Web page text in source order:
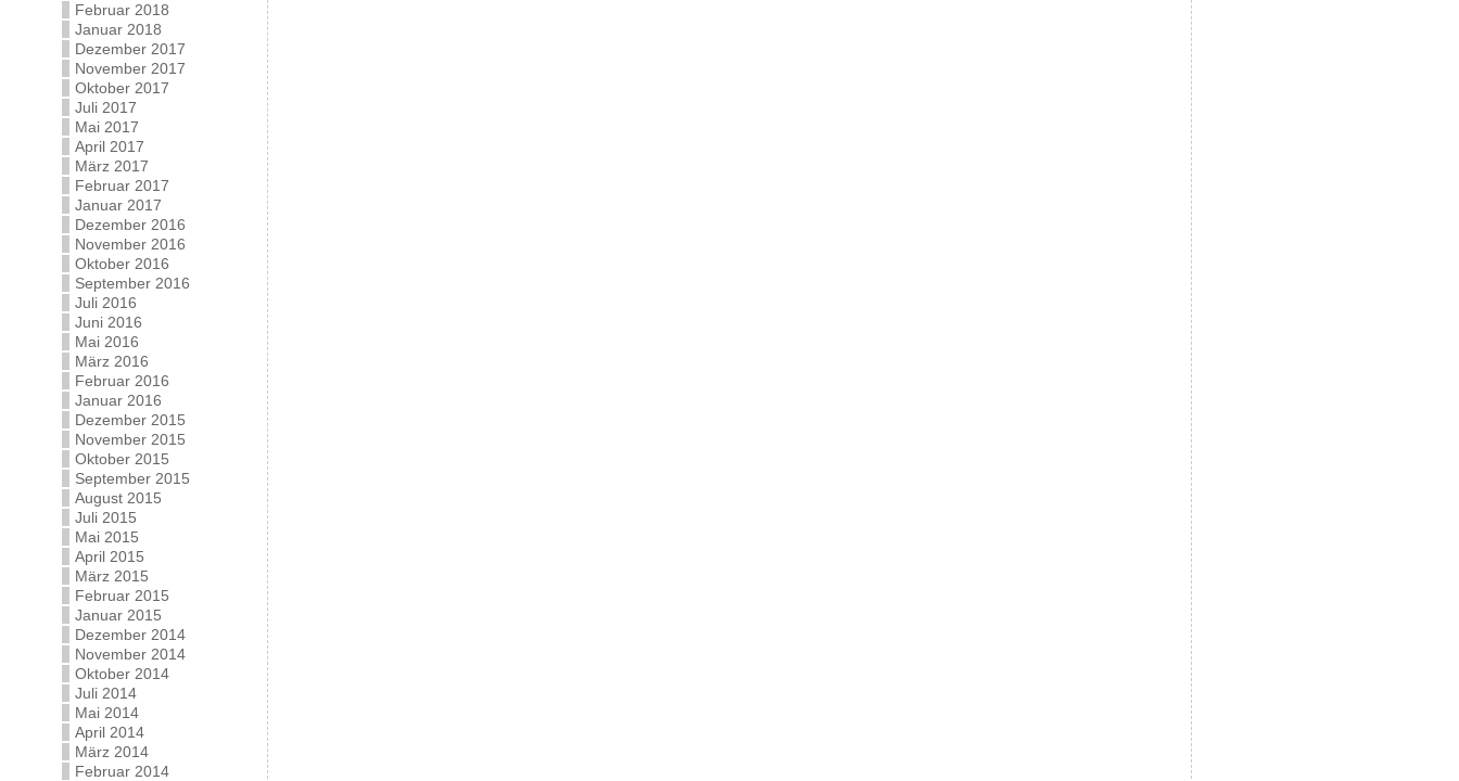
Februar 2018
Januar 2018
Dezember 2017
November 2017
Oktober 2017
Juli 2017
Mai 2017
April 2017
März 2017
Februar 2017
Januar 2017
Dezember 2016
November 2016
Oktober 2016
September 2016
Juli 2016
Juni 2016
Mai 2016
März 2016
Februar 2016
Januar 2016
Dezember 2015
November 2015
Oktober 2015
September 2015
August 2015
Juli 2015
Mai 2015
April 2015
März 2015
Februar 2015
Januar 2015
Dezember 2014
November 2014
Oktober 2014
Juli 2014
Mai 2014
April 2014
März 2014
Februar 2014